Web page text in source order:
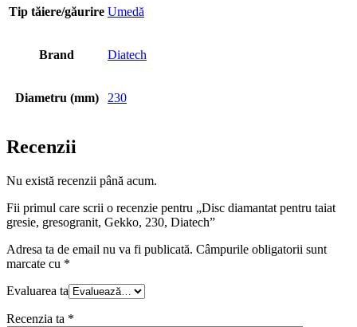
Tip tăiere/găurire Umedă
Brand Diatech
Diametru (mm) 230
Recenzii
Nu există recenzii până acum.
Fii primul care scrii o recenzie pentru „Disc diamantat pentru taiat
gresie, gresogranit, Gekko, 230, Diatech”
Adresa ta de email nu va fi publicată. Câmpurile obligatorii sunt
marcate cu *
Evaluarea ta
Recenzia ta *